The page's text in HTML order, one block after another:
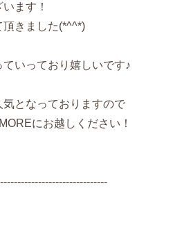
ます！
頂きました(*^^*)
いっており嬉しいです♪
となっておりますので
にお越しください！